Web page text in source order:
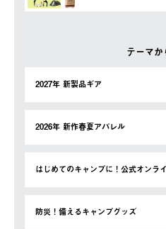
テーマか
2027年 新製品ギア
2026年 新作春夏アパレル
はじめてのキャンプに！公式オンラ
防災！備えるキャンプグッズ